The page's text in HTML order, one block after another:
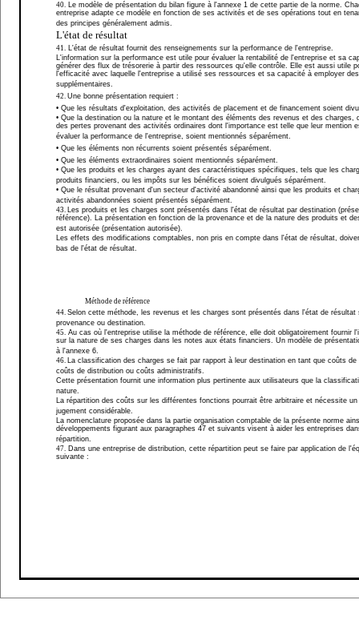
40. Le modèle de présentation du bilan figure à l'annexe 1 de cette partie de la norme.
entreprise adapte ce modèle en fonction de ses activités et de ses opérations tout en
des principes généralement admis.
L'état de résultat
41. L'état de résultat fournit des renseignements sur la performance de l'entreprise.
L'information sur la performance est utile pour évaluer la rentabilité de l'entreprise et sa
générer des flux de trésorerie à partir des ressources qu'elle contrôle. Elle est aussi utile
l'efficacité avec laquelle l'entreprise a utilisé ses ressources et sa capacité à employer
supplémentaires.
42. Une bonne présentation requiert :
• Que les résultats d'exploitation, des activités de placement et de financement soient
• Que la destination ou la nature et le montant des éléments des revenus et des charges,
des pertes provenant des activités ordinaires dont l'importance est telle que leur mention
évaluer la performance de l'entreprise, soient mentionnés séparément.
• Que les éléments non récurrents soient présentés séparément.
• Que les éléments extraordinaires soient mentionnés séparément.
• Que les produits et les charges ayant des caractéristiques spécifiques, tels que les
produits financiers, ou les impôts sur les bénéfices soient divulgués séparément.
• Que le résultat provenant d'un secteur d'activité abandonné ainsi que les produits et
activités abandonnées soient présentés séparément.
43. Les produits et les charges sont présentés dans l'état de résultat par destination
référence). La présentation en fonction de la provenance et de la nature des produits et
est autorisée (présentation autorisée).
Les effets des modifications comptables, non pris en compte dans l'état de résultat,
bas de l'état de résultat.
Méthode de référence
44. Selon cette méthode, les revenus et les charges sont présentés dans l'état de résultat
provenance ou destination.
45. Au cas où l'entreprise utilise la méthode de référence, elle doit obligatoirement fournir
sur la nature de ses charges dans les notes aux états financiers. Un modèle de
à l'annexe 6.
46. La classification des charges se fait par rapport à leur destination en tant que coûts de
coûts de distribution ou coûts administratifs.
Cette présentation fournit une information plus pertinente aux utilisateurs que la
nature.
La répartition des coûts sur les différentes fonctions pourrait être arbitraire et nécessite
jugement considérable.
La nomenclature proposée dans la partie organisation comptable de la présente norme
développements figurant aux paragraphes 47 et suivants visent à aider les entreprises
répartition.
47. Dans une entreprise de distribution, cette répartition peut se faire par application de
suivante :